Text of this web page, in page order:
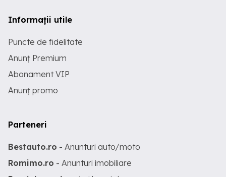
Informații utile
Puncte de fidelitate
Anunț Premium
Abonament VIP
Anunț promo
Parteneri
Bestauto.ro - Anunturi auto/moto
Romimo.ro - Anunturi imobiliare